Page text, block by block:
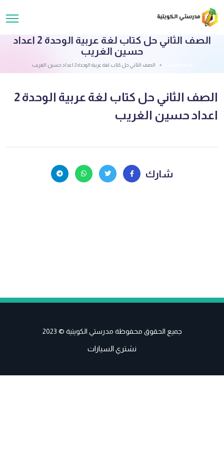
الصف الثاني حل كتاب لغة عربية الوحدة 2 اعداد
حسين الغريب
الصف الثاني حل كتاب لغة عربية الوحدة 2 اعداد حسين الغريب
الصف الثاني حل كتاب لغة عربية الوحدة 2
اعداد حسين الغريب
شارك
جميع الحقوق محفوظة مدرستي الكويتية © 2023
نشتري السيارات